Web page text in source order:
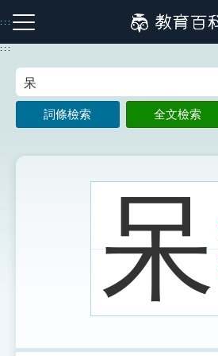
到
主
:::
注音索引圖示 筆畫索引圖示
:::
詞條檢索 全文檢索
呆